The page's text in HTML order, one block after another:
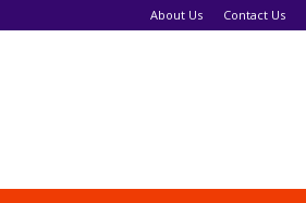
About Us Contact Us